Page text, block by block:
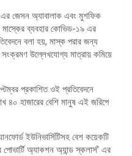
এর জেসন অ্যাবালাক এবং মুশফিক
মাস্কের ব্যবহার কোভিড-১৯ এর
বলা হয়, মাস্ক পরার জন্য
উল্লেখযোগ্য মাত্রায় কমিয়ে
প্রকাশিত ওই প্রতিবেদনে
৪০ হাজারের বেশি মানুষ এই জরিপে
ইউনিভার্সিটিসহ বেশ কয়েকটি
অ্যাকশন অ্যান্ড স্কলার্স’ এর